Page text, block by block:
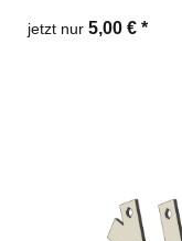
jetzt nur 5,00 € *